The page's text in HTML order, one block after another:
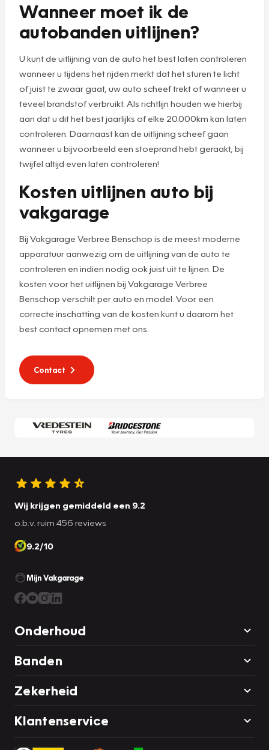
Wanneer moet ik de
autobanden uitlijnen?
U kunt de uitlijning van de auto het best laten controleren
wanneer u tijdens het rijden merkt dat het sturen te licht
of juist te zwaar gaat, uw auto scheef trekt of wanneer u
teveel brandstof verbruikt. Als richtlijn houden we hierbij
aan dat u dit het best jaarlijks of elke 20.000km kan laten
controleren. Daarnaast kan de uitlijning scheef gaan
wanneer u bijvoorbeeld een stoeprand hebt geraakt, bij
twijfel altijd even laten controleren!
Kosten uitlijnen auto bij
vakgarage
Bij Vakgarage Verbree Benschop is de meest moderne
apparatuur aanwezig om de uitlijning van de auto te
controleren en indien nodig ook juist uit te lijnen. De
kosten voor het uitlijnen bij Vakgarage Verbree
Benschop verschilt per auto en model. Voor een
correcte inschatting van de kosten kunt u daarom het
best contact opnemen met ons.
Contact
Wij krijgen gemiddeld een 9.2
o.b.v. ruim 456 reviews
9.2/10
Mijn Vakgarage
Onderhoud
Banden
Zekerheid
Klantenservice